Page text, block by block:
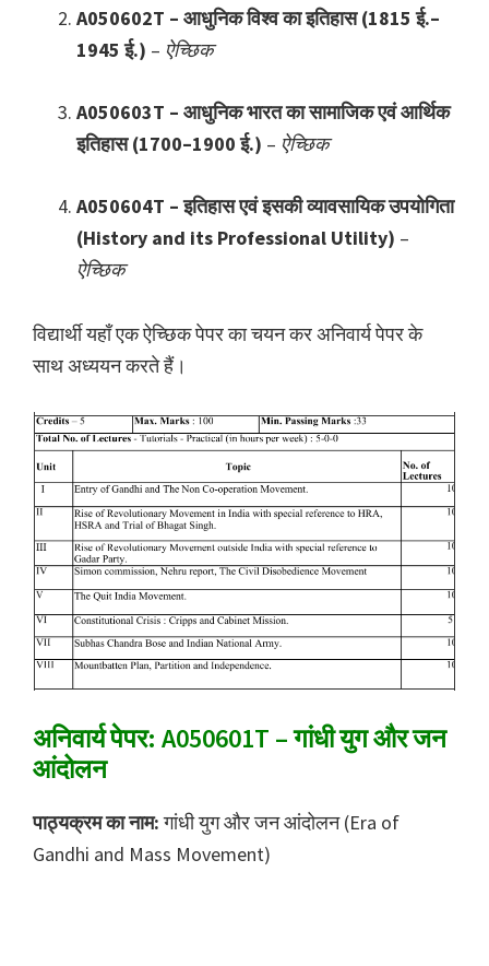
A050602T – आधुनिक विश्व का इतिहास (1815 ई.–
1945 ई.) – ऐच्छिक
A050603T – आधुनिक भारत का सामाजिक एवं आर्थिक
इतिहास (1700–1900 ई.) – ऐच्छिक
A050604T – इतिहास एवं इसकी व्यावसायिक उपयोगिता
(History and its Professional Utility) –
ऐच्छिक
विद्यार्थी यहाँ एक ऐच्छिक पेपर का चयन कर अनिवार्य पेपर के
साथ अध्ययन करते हैं।
अनिवार्य पेपर: A050601T – गांधी युग और जन
आंदोलन
पाठ्यक्रम का नाम:गांधी युग और जन आंदोलन (Era of
Gandhi and Mass Movement)